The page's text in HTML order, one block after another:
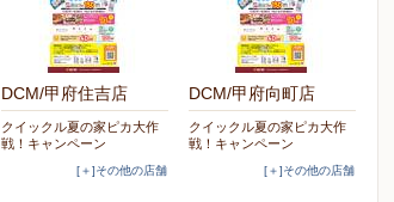
DCM/甲府住吉店
クイックル夏の家ピカ大作
戦！キャンペーン
[＋]その他の店舗
DCM/甲府向町店
クイックル夏の家ピカ大作
戦！キャンペーン
[＋]その他の店舗